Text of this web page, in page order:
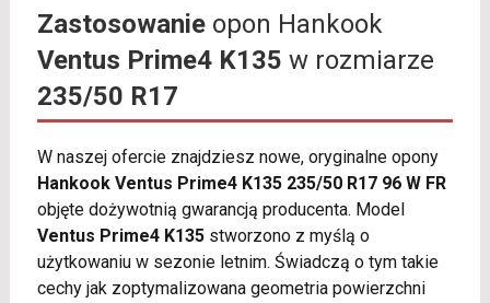
Zastosowanieopon Hankook
Ventus Prime4 K135 w rozmiarze
235/50 R17
W naszej ofercie znajdziesz nowe, oryginalne opony
Hankook Ventus Prime4 K135 235/50 R17 96 W FR
objęte dożywotnią gwarancją producenta. Model
Ventus Prime4 K135stworzono z myślą o
użytkowaniu w sezonie letnim. Świadczą o tym takie
cechy jak zoptymalizowana geometria powierzchni